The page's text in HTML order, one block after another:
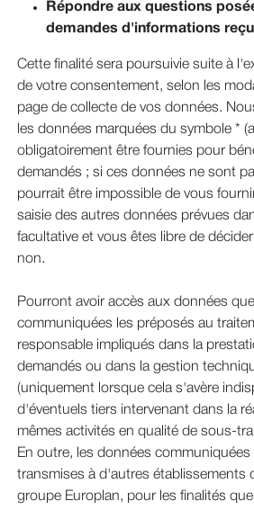
Répondre aux questions
demandes d'informations
Cette finalité sera poursuivie suite à
de votre consentement, selon les
page de collecte de vos données.
les données marquées du symbole *
obligatoirement être fournies pour
demandés ; si ces données ne sont
pourrait être impossible de vous
saisie des autres données prévues
facultative et vous êtes libre de
non.
Pourront avoir accès aux données
communiquées les préposés au
responsable impliqués dans la
demandés ou dans la gestion
(uniquement lorsque cela s'avère
d'éventuels tiers intervenant dans la
mêmes activités en qualité de sous-
En outre, les données
transmises à d'autres établissements
groupe Europlan, pour les finalités